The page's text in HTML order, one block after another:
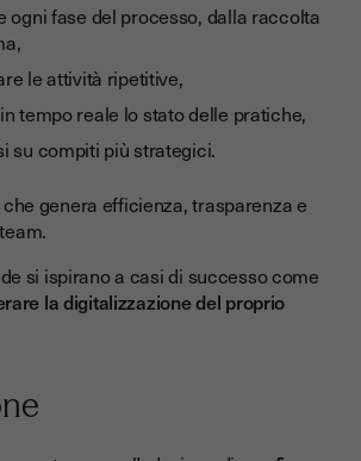
ogni fase del processo, dalla raccolta
le attività ripetitive,
tempo reale lo stato delle pratiche,
su compiti più strategici.
genera efficienza, trasparenza e
si ispirano a casi di successo come
la digitalizzazione del proprio